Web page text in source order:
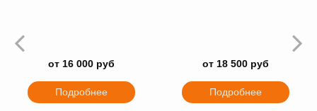
от 16 000 руб
Подробнее
от 18 500 руб
Подробнее